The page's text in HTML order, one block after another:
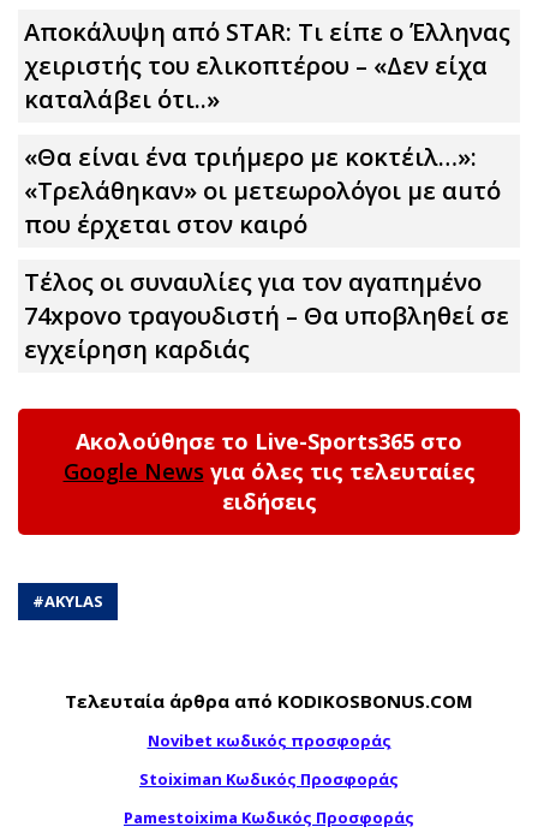
Αποκάλυψη από STAR: Τι είπε ο Έλληνας
χειριστής του ελικοπτέρου – «Δεν είχα
καταλάβει ότι..»
«Θα είναι ένα τριήμερο με κοκτέιλ…»:
«Τρελάθηκαν» οι μετεωρολόγοι με αuτό
που έρχεται στον καιρό
Τέλος οι συναυλίες για τον αγαπημένο
74xpovo τραγουδιστή – Θα υποβληθεί σε
εγχείρηση καρδιάς
Ακολούθησε το Live-Sports365 στο
Google News για όλες τις τελευταίες
ειδήσεις
#AKYLAS
Τελευταία άρθρα από KODIKOSBONUS.COM
Novibet κωδικός προσφοράς
Stoiximan Κωδικός Προσφοράς
Pamestoixima Κωδικός Προσφοράς